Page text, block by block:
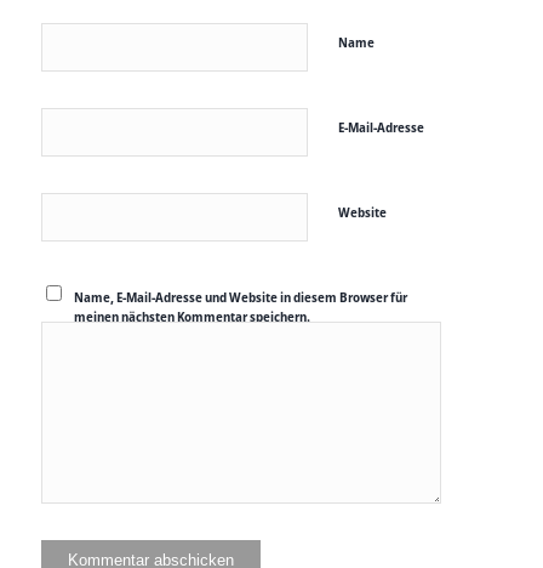
Name
E-Mail-Adresse
Website
Name, E-Mail-Adresse und Website in diesem Browser für
meinen nächsten Kommentar speichern.